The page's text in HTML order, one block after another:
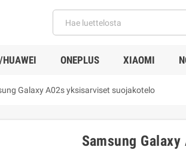
HUAWEI ONEPLUS XIAOMI
Galaxy A02s yksisarviset suojakotelo
Samsung